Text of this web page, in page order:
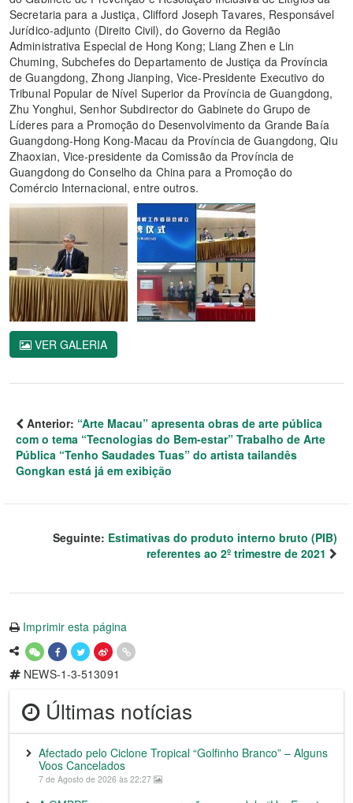
Secretaria para a Justiça, Clifford Joseph Tavares, Responsável
Jurídico-adjunto (Direito Civil), do Governo da Região
Administrativa Especial de Hong Kong; Liang Zhen e Lin
Chuming, Subchefes do Departamento de Justiça da Província
de Guangdong, Zhong Jianping, Vice-Presidente Executivo do
Tribunal Popular de Nível Superior da Província de Guangdong,
Zhu Yonghui, Senhor Subdirector do Gabinete do Grupo de
Líderes para a Promoção do Desenvolvimento da Grande Baía
Guangdong-Hong Kong-Macau da Província de Guangdong, Qiu
Zhaoxian, Vice-presidente da Comissão da Província de
Guangdong do Conselho da China para a Promoção do
Comércio Internacional, entre outros.
VER GALERIA
Anterior: “Arte Macau” apresenta obras de arte pública
com o tema “Tecnologias do Bem-estar” Trabalho de Arte
Pública “Tenho Saudades Tuas” do artista tailandês
Gongkan está já em exibição
Seguinte: Estimativas do produto interno bruto (PIB)
referentes ao 2º trimestre de 2021
Imprimir esta página
NEWS-1-3-513091
Últimas notícias
Afectado pelo Ciclone Tropical “Golfinho Branco” – Alguns
Voos Cancelados
7 de Agosto de 2026 às 22:27